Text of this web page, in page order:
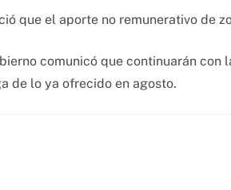
que el aporte no remunerativo de
comunicó que continuarán
de lo ya ofrecido en agosto.